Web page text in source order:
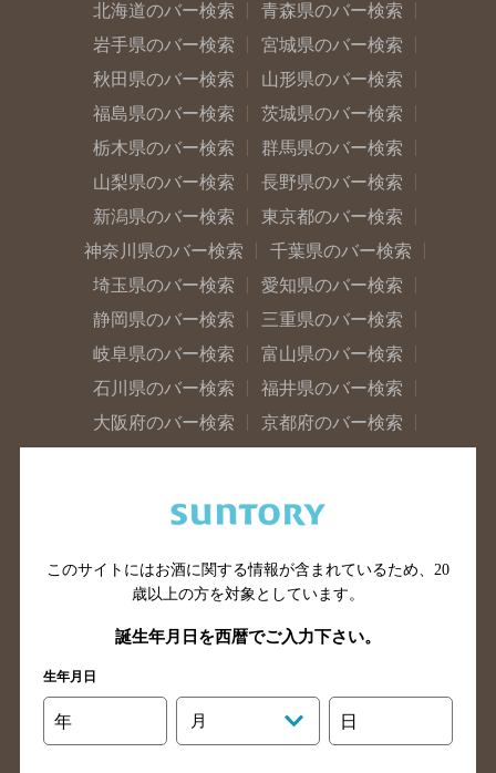
北海道のバー検索
青森県のバー検索
岩手県のバー検索
宮城県のバー検索
秋田県のバー検索
山形県のバー検索
福島県のバー検索
茨城県のバー検索
栃木県のバー検索
群馬県のバー検索
山梨県のバー検索
長野県のバー検索
新潟県のバー検索
東京都のバー検索
神奈川県のバー検索
千葉県のバー検索
埼玉県のバー検索
愛知県のバー検索
静岡県のバー検索
三重県のバー検索
岐阜県のバー検索
富山県のバー検索
石川県のバー検索
福井県のバー検索
大阪府のバー検索
京都府のバー検索
広島県のバー検索
岡山県のバー検索
山口県のバー検索
鳥取県のバー検索
島根県のバー検索
徳島県のバー検索
香川県のバー検索
愛媛県のバー検索
長崎県のバー検索
佐賀県のバー検索
大分県のバー検索
熊本県のバー検索
このサイトにはお酒に関する情報が含まれているため、 20
歳以上の方を対象としています。
誕生年月日を西暦でご入力下さい。
生年月日
年 月 日